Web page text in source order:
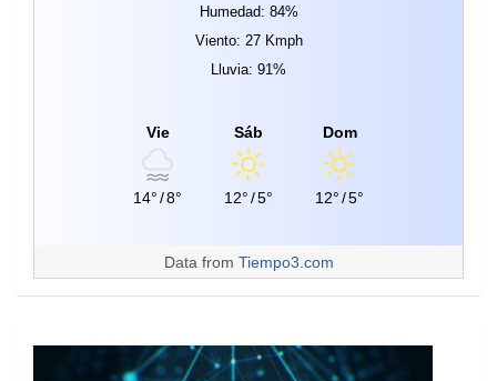
Humedad: 84%
Viento: 27 Kmph
Lluvia: 91%
Vie
14°/8°
Sáb
12°/5°
Dom
12°/5°
Data from Tiempo3.com